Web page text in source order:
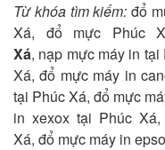
Từ khóa tìm kiếm: đổ
Xá, đổ mực Phúc
Xá, nạp mực máy in
Xá, đổ mực máy in
tại Phúc Xá, đổ mực
in xexox tại Phúc
Xá, đổ mực máy in